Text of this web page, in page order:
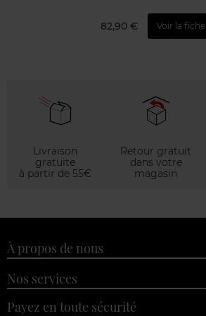
82,90 € Voir la fiche
Livraison
gratuite
à partir de 55€
Retour gratuit
dans votre
magasin
À propos de nous
Nos services
Payez en toute sécurité